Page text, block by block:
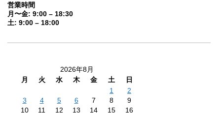
営業時間
月〜金: 9:00 – 18:30
土: 9:00 – 18:00
2026年8月
月
火 水 木 金 土
日
1
2
3
4 5 6 7 8
9
10
11 12 13 14 15
16